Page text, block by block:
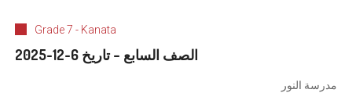
Grade 7 - Kanata
الصف السابع – تاريخ 6-12-2025
مدرسة النور